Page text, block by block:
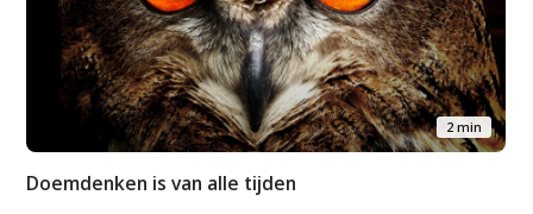
Podcast
Artikelen
Contact
2 min
Doemdenken is van alle tijden